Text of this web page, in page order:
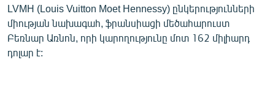
LVMH (Louis Vuitton Moet Hennessy) ընկերությունների
միության նախագահ, ֆրանսիացի մեծահարուստ
Բեռնար Առնոն, որի կարողությունը մոտ 162 միլիարդ
դոլար է: